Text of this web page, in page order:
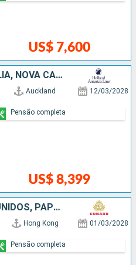
US$ 7,600
NOVA ZELÂNDIA, AUSTRÁLIA, NOVA CALEDÔNIA, FIDJI (ILHAS), TONGA, ILES COOK, FRANCIA, ESTADOS UNIDOS
Auckland 12/03/2028
US$ 8,399
Pensão completa
CHINA, JAPÃO, ESTADOS UNIDOS, PAPUA NOVA GUINÉ, AUSTRÁLIA, TONGA, FRANCIA
Hong Kong 01/03/2028
Pensão completa